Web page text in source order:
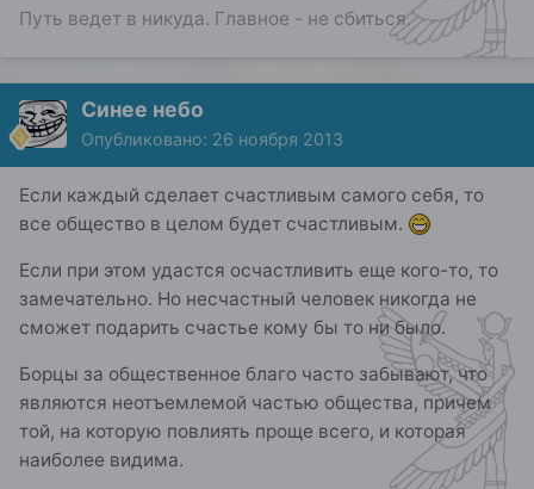
Путь ведет в никуда. Главное - не сбиться.
Синее небо
Опубликовано: 26 ноября 2013
Если каждый сделает счастливым самого себя, то
все общество в целом будет счастливым.
Если при этом удастся осчастливить еще кого-то, то
замечательно. Но несчастный человек никогда не
сможет подарить счастье кому бы то ни было.
Борцы за общественное благо часто забывают, что
являются неотъемлемой частью общества, причем
той, на которую повлиять проще всего, и которая
наиболее видима.